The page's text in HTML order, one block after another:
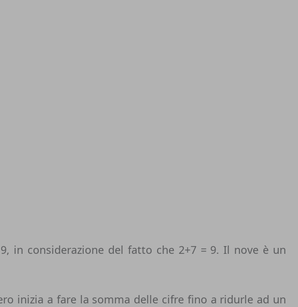
in considerazione del fatto che 2+7 = 9. Il nove è un
inizia a fare la somma delle cifre fino a ridurle ad un